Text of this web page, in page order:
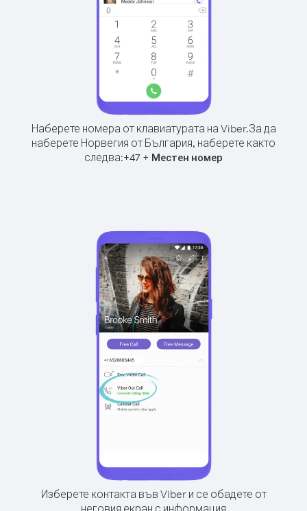
Наберете номера от клавиатурата на Viber.За да
наберете Норвегия от България, наберете както
следва:+47 + Местен номер
Изберете контакта във Viber и се обадете от
неговия екран с информация